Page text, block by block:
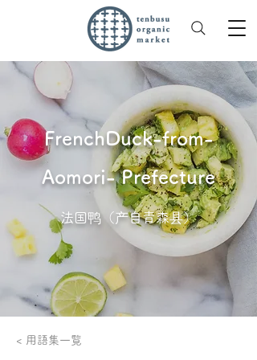
FrenchDuck-from-
Aomori- Prefecture
法国鸭（产自青森县）
< 用語集一覧